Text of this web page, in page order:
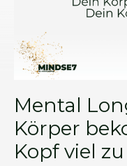
Mental
Körper
Kopf viel